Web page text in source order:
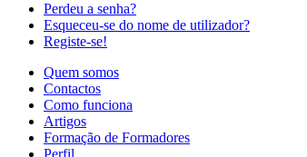
Perdeu a senha?
Esqueceu-se do nome de utilizador?
Registe-se!
Quem somos
Contactos
Como funciona
Artigos
Formação de Formadores